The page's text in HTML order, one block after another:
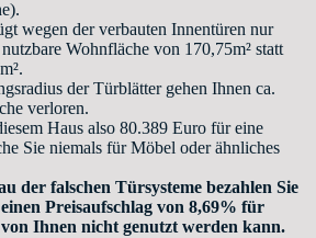
wegen der verbauten Innentüren nur
Wohnfläche von 170,75m² statt
der Türblätter gehen Ihnen ca.
verloren.
Haus also 80.389 Euro für eine
Sie niemals für Möbel oder ähnliches
der falschen Türsysteme bezahlen Sie
Preisaufschlag von 8,69% für
Ihnen nicht genutzt werden kann.